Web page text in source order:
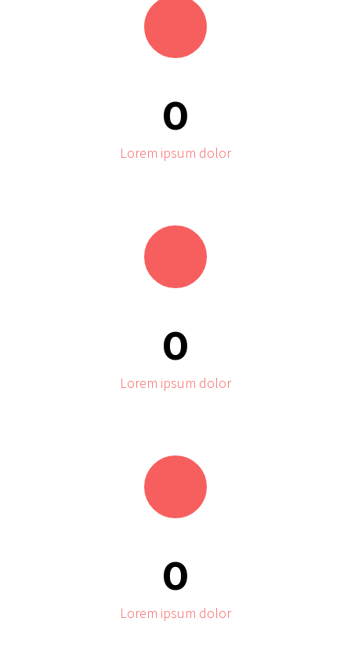
0
Lorem ipsum dolor
0
Lorem ipsum dolor
0
Lorem ipsum dolor